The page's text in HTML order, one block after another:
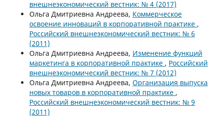
внешнеэкономический вестник: № 4 (2017)
Ольга Дмитриевна Андреева, Коммерческое
освоение инноваций в корпоративной практике ,
Российский внешнеэкономический вестник: № 6
(2011)
Ольга Дмитриевна Андреева, Изменение функций
маркетинга в корпоративной практике , Российский
внешнеэкономический вестник: № 7 (2012)
Ольга Дмитриевна Андреева, Организация выпуска
новых товаров в корпоративной практике ,
Российский внешнеэкономический вестник: № 9
(2011)